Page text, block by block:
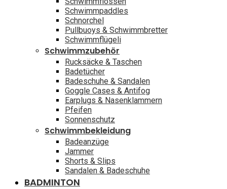
Schwimmpaddles
Schnorchel
Pullbuoys & Schwimmbretter
Schwimmflügeli
Schwimmzubehör
Rucksäcke & Taschen
Badetücher
Badeschuhe & Sandalen
Goggle Cases & Antifog
Earplugs & Nasenklammern
Pfeifen
Sonnenschutz
Schwimmbekleidung
Badeanzüge
Jammer
Shorts & Slips
Sandalen & Badeschuhe
BADMINTON